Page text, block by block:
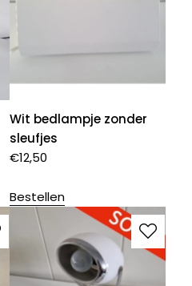
Wit bedlampje zonder
sleufjes
€12,50
Bestellen